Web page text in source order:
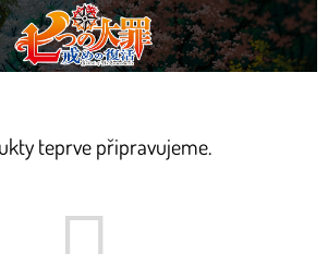
teprve připravujeme.